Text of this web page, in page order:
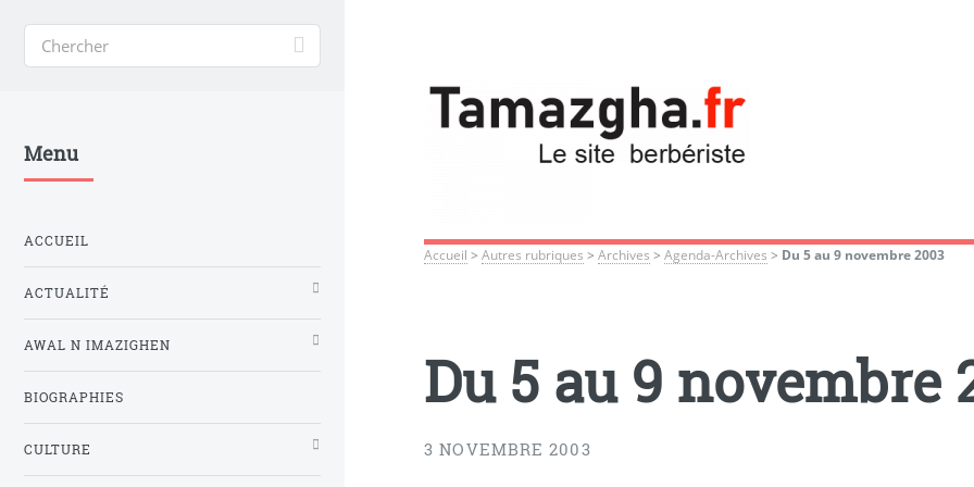
Accueil >Autres rubriques >Archives >Agenda-Archives > Du 5 au 9 novembre 2003
Du 5 au 9 novembre
3 NOVEMBRE 2003
Menu
ACCUEIL
ACTUALITÉ
AWAL N IMAZIGHEN
BIOGRAPHIES
CULTURE